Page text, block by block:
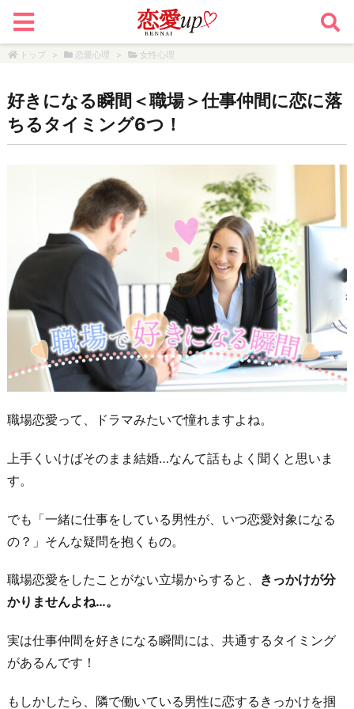
トップ > 恋愛心理 > 女性心理
好きになる瞬間＜職場＞仕事仲間に恋に落
ちるタイミング6つ！
職場恋愛って、ドラマみたいで憧れますよね。
上手くいけばそのまま結婚…なんて話もよく聞くと思いま
す。
でも「一緒に仕事をしている男性が、いつ恋愛対象になる
の？」そんな疑問を抱くもの。
職場恋愛をしたことがない立場からすると、 きっかけが分
かりませんよね…。
実は仕事仲間を好きになる瞬間には、共通するタイミング
があるんです！
もしかしたら、隣で働いている男性に恋するきっかけを掴